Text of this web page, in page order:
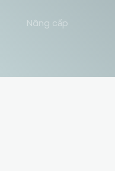
Nâng cấp